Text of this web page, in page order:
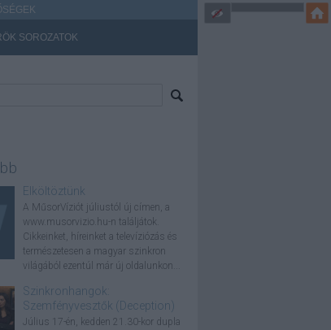
SOROZATOK
Elköltöztünk
A MűsorVíziót júliustól új címen, a
www.musorvizio.hu-n találjátok.
Cikkeinket, híreinket a televíziózás és
természetesen a magyar szinkron
világából ezentúl már új oldalunkon...
Szinkronhangok:
Szemfényvesztők (Deception)
Július 17-én, kedden 21.30-kor dupla